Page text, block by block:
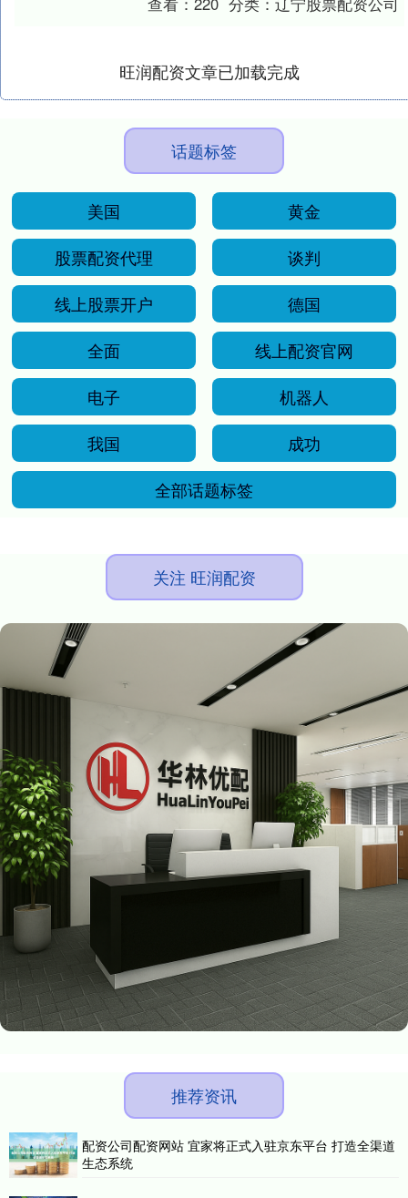
旺润配资文章已加载完成
话题标签
美国
黄金
股票配资代理
谈判
线上股票开户
德国
全面
线上配资官网
电子
机器人
我国
成功
全部话题标签
关注 旺润配资
推荐资讯
配资公司配资网站 宜家将正式入驻京东平台 打造全渠道
生态系统